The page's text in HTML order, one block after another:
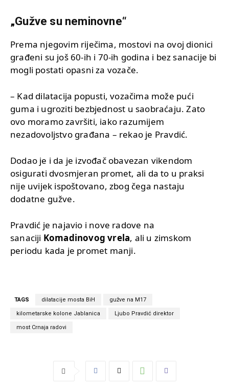
„Gužve su neminovne“
Prema njegovim riječima, mostovi na ovoj dionici
građeni su još 60-ih i 70-ih godina i bez sanacije bi
mogli postati opasni za vozače.
– Kad dilatacija popusti, vozačima može pući
guma i ugroziti bezbjednost u saobraćaju. Zato
ovo moramo završiti, iako razumijem
nezadovoljstvo građana – rekao je Pravdić.
Dodao je i da je izvođač obavezan vikendom
osigurati dvosmjeran promet, ali da to u praksi
nije uvijek ispoštovano, zbog čega nastaju
dodatne gužve.
Pravdić je najavio i nove radove na
sanaciji Komadinovog vrela, ali u zimskom
periodu kada je promet manji.
TAGS dilatacije mosta BiH gužve na M17
kilometarske kolone Jablanica Ljubo Pravdić direktor
most Crnaja radovi